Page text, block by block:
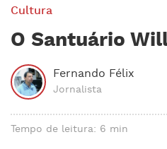
Cultura
O Santuário
Fernando Félix
Jornalista
Tempo de leitura: 6 min